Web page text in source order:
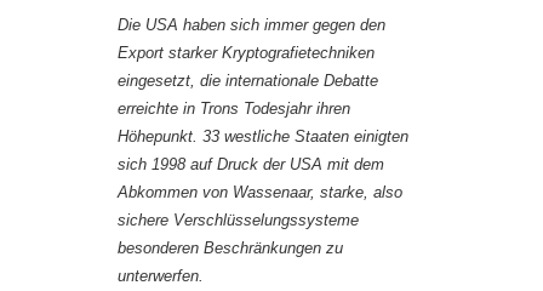
Die USA haben sich immer gegen den
Export starker Kryptografietechniken
eingesetzt, die internationale Debatte
erreichte in Trons Todesjahr ihren
Höhepunkt. 33 westliche Staaten einigten
sich 1998 auf Druck der USA mit dem
Abkommen von Wassenaar, starke, also
sichere Verschlüsselungssysteme
besonderen Beschränkungen zu
unterwerfen.